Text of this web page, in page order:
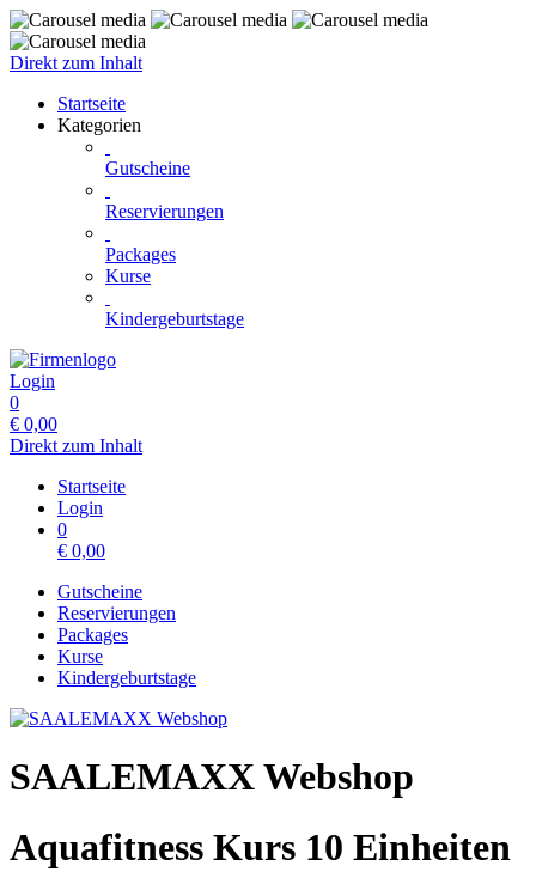
Direkt zum Inhalt
Startseite
Kategorien
Gutscheine
Reservierungen
Packages
Kurse
Kindergeburtstage
Login
0
€ 0,00
Direkt zum Inhalt
Startseite
Login
0
€ 0,00
Gutscheine
Reservierungen
Packages
Kurse
Kindergeburtstage
SAALEMAXX Webshop
Aquafitness Kurs 10 Einheiten